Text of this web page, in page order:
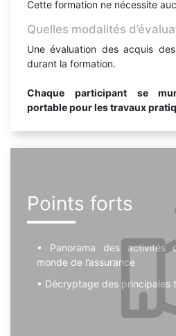
Cette formation ne nécessite
Quelles modalités
Une évaluation des acquis
durant la formation.
Chaque participant se
portable pour les travaux
Points forts
Panorama des activités
monde de l’assurance
Décryptage des principales